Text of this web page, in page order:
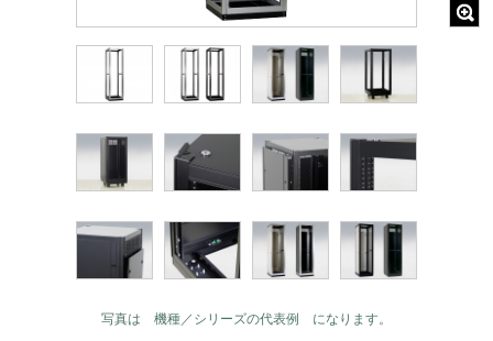
写真は 機種／シリーズの代表例 になります。